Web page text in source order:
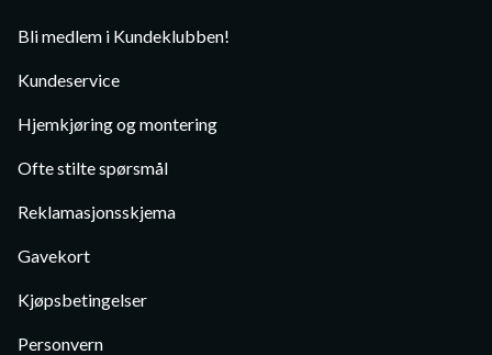
Bli medlem i Kundeklubben!
Kundeservice
Hjemkjøring og montering
Ofte stilte spørsmål
Reklamasjonsskjema
Gavekort
Kjøpsbetingelser
Personvern